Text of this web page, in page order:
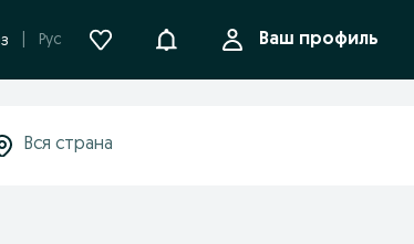
Рус УведомленияВаш профиль